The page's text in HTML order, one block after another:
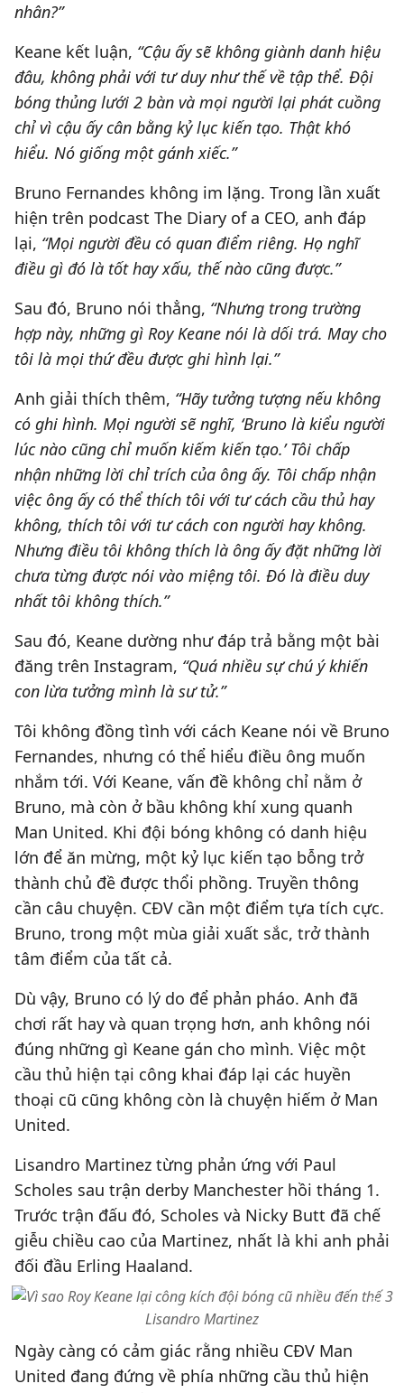
nhân?”
Keane kết luận, “Cậu ấy sẽ không giành danh hiệu
đâu, không phải với tư duy như thế về tập thể. Đội
bóng thủng lưới 2 bàn và mọi người lại phát cuồng
chỉ vì cậu ấy cân bằng kỷ lục kiến tạo. Thật khó
hiểu. Nó giống một gánh xiếc.”
Bruno Fernandes không im lặng. Trong lần xuất
hiện trên podcast The Diary of a CEO, anh đáp
lại, “Mọi người đều có quan điểm riêng. Họ nghĩ
điều gì đó là tốt hay xấu, thế nào cũng được.”
Sau đó, Bruno nói thẳng, “Nhưng trong trường
hợp này, những gì Roy Keane nói là dối trá. May cho
tôi là mọi thứ đều được ghi hình lại.”
Anh giải thích thêm, “Hãy tưởng tượng nếu không
có ghi hình. Mọi người sẽ nghĩ, ‘Bruno là kiểu người
lúc nào cũng chỉ muốn kiếm kiến tạo.’ Tôi chấp
nhận những lời chỉ trích của ông ấy. Tôi chấp nhận
việc ông ấy có thể thích tôi với tư cách cầu thủ hay
không, thích tôi với tư cách con người hay không.
Nhưng điều tôi không thích là ông ấy đặt những lời
chưa từng được nói vào miệng tôi. Đó là điều duy
nhất tôi không thích.”
Sau đó, Keane dường như đáp trả bằng một bài
đăng trên Instagram, “Quá nhiều sự chú ý khiến
con lừa tưởng mình là sư tử.”
Tôi không đồng tình với cách Keane nói về Bruno
Fernandes, nhưng có thể hiểu điều ông muốn
nhắm tới. Với Keane, vấn đề không chỉ nằm ở
Bruno, mà còn ở bầu không khí xung quanh
Man United. Khi đội bóng không có danh hiệu
lớn để ăn mừng, một kỷ lục kiến tạo bỗng trở
thành chủ đề được thổi phồng. Truyền thông
cần câu chuyện. CĐV cần một điểm tựa tích cực.
Bruno, trong một mùa giải xuất sắc, trở thành
tâm điểm của tất cả.
Dù vậy, Bruno có lý do để phản pháo. Anh đã
chơi rất hay và quan trọng hơn, anh không nói
đúng những gì Keane gán cho mình. Việc một
cầu thủ hiện tại công khai đáp lại các huyền
thoại cũ cũng không còn là chuyện hiếm ở Man
United.
Lisandro Martinez từng phản ứng với Paul
Scholes sau trận derby Manchester hồi tháng 1.
Trước trận đấu đó, Scholes và Nicky Butt đã chế
giễu chiều cao của Martinez, nhất là khi anh phải
đối đầu Erling Haaland.
Lisandro Martinez
Ngày càng có cảm giác rằng nhiều CĐV Man
United đang đứng về phía những cầu thủ hiện